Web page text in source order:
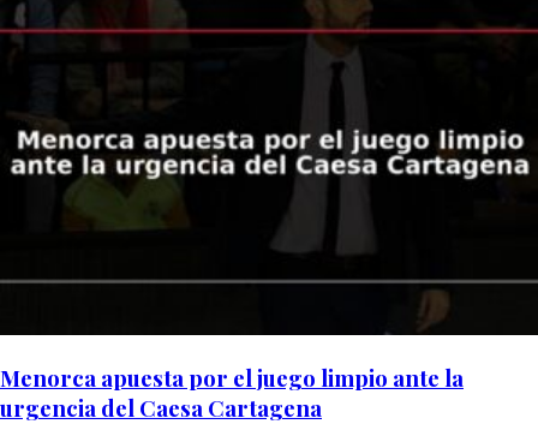
Menorca apuesta por el juego limpio ante la
urgencia del Caesa Cartagena